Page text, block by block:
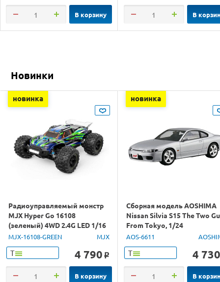
В корзину В
Новинки
новинка
Радиоуправляемый монстр
MJX Hyper Go 16108
(зеленый) 4WD 2.4G LED 1/16
RTR
MJX-16108-GREEN MJX
Т 4 790 o
В корзину
новинка
Сборная модель AOSHIMA
Nissan Silvia S15 The Two
From Tokyo, 1/24
AOS-6611
Т 4 730
В